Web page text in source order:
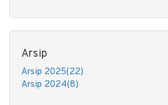
Arsip
Arsip 2025(22)
Arsip 2024(8)